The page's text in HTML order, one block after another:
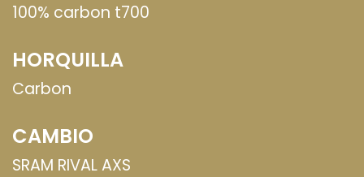
100% carbon t700
HORQUILLA
Carbon
CAMBIO
SRAM RIVAL AXS